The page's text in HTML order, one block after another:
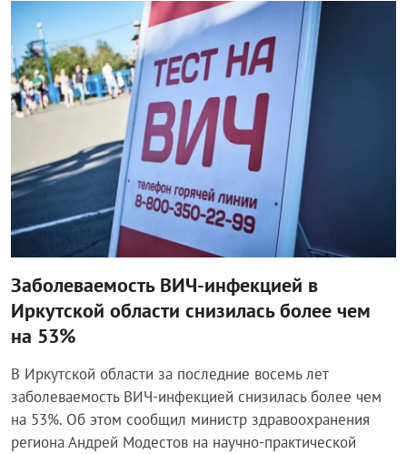
Общество
Заболеваемость ВИЧ-инфекцией в
Иркутской области снизилась более чем
на 53%
В Иркутской области за последние восемь лет
заболеваемость ВИЧ-инфекцией снизилась более чем
на 53%. Об этом сообщил министр здравоохранения
региона Андрей Модестов на научно-практической